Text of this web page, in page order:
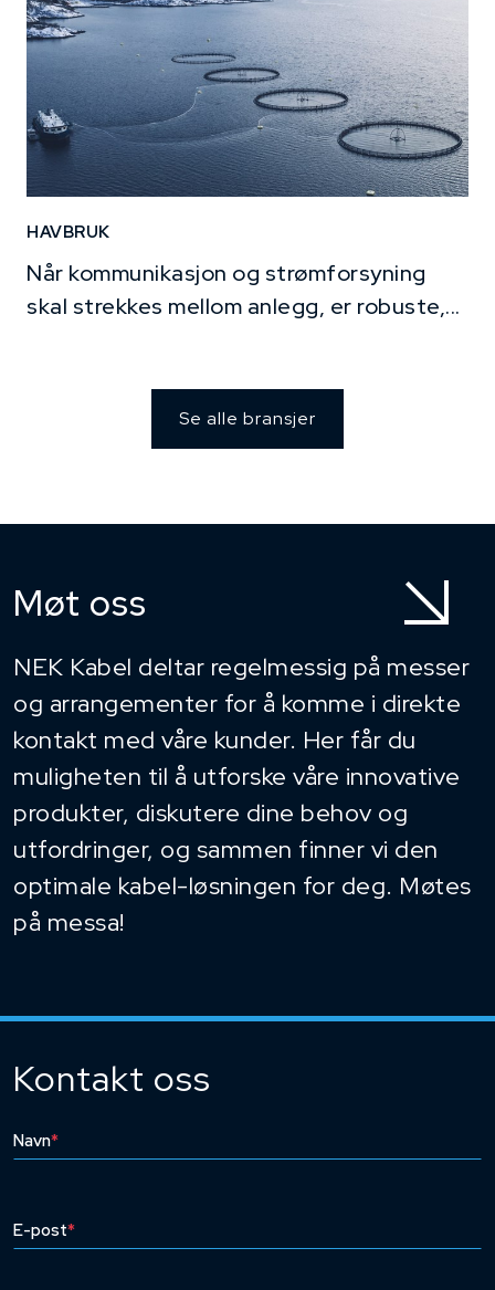
HAVBRUK
Når kommunikasjon og strømforsyning
skal strekkes mellom anlegg, er robuste,...
Se alle bransjer
Møt oss
NEK Kabel deltar regelmessig på messer
og arrangementer for å komme i direkte
kontakt med våre kunder. Her får du
muligheten til å utforske våre innovative
produkter, diskutere dine behov og
utfordringer, og sammen finner vi den
optimale kabel-løsningen for deg. Møtes
på messa!
Kontakt oss
Navn*
E-post*